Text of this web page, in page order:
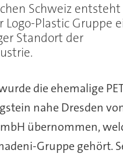
Schweiz
Logo-Plastic Gruppe
Standort der
die ehemalige
nahe Dresden
übernommen,
Gruppe gehört.